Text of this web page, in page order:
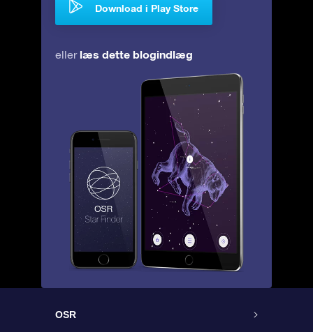
Download i Play Store
eller læs dette blogindlæg
OSR